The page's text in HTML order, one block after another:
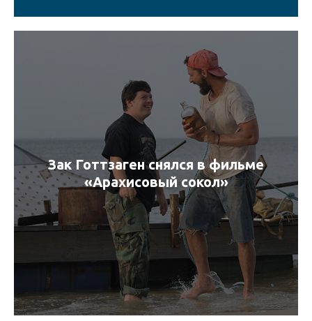
Зак Готтзаген снялся в фильме
«Арахисовый сокол»